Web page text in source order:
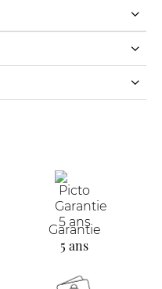
Garantie
5 ans